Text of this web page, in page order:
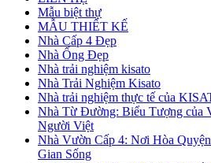
Mẫu biệt thự
MẪU THIẾT KẾ
Nhà Cấp 4 Đẹp
Nhà Ống Đẹp
Nhà trải nghiệm kisato
Nhà Trải Nghiệm Kisato
Nhà trải nghiệm thực tế của
Nhà Từ Đường: Biểu Tượng của
Người Việt
Nhà Vườn Cấp 4: Nơi Hòa
Gian Sống